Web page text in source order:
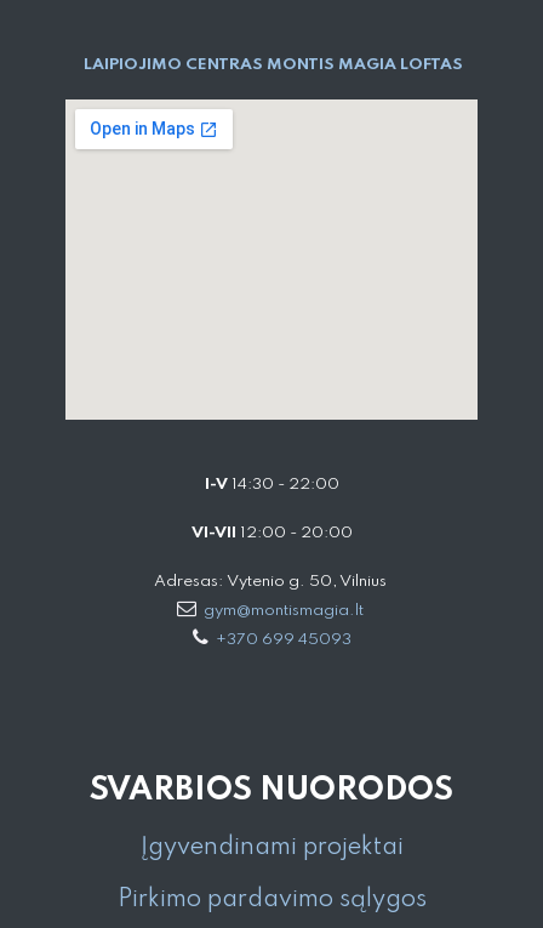
LAIPIOJIMO CENTRAS MONTIS MAGIA LOFTAS
I-V14:30 - 22:00
VI-VII 12:00 - 20:00
Adresas: Vytenio g. 50, Vilnius
gym@montismagia.lt
+370 699 45093
SVARBIOS NUORODOS
Įgyvendinami projektai
Pirkimo pardavimo sąlygos